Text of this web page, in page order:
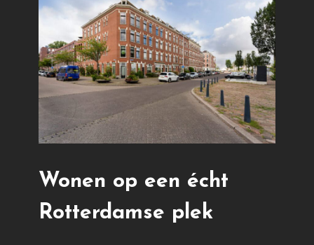
Wonen op een écht
Rotterdamse plek